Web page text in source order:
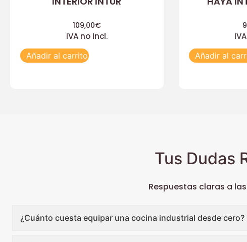
109,00€
IVA no Incl.
Añadir al carrito Añadir al
Tus Dudas
Respuestas claras a
¿Cuánto cuesta equipar una cocina industrial desde cero?